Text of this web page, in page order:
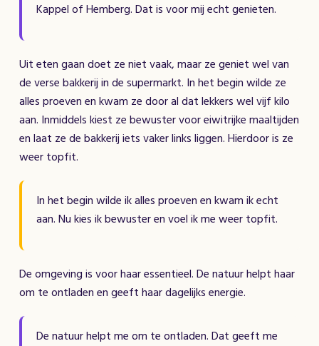
Kappel of Hemberg. Dat is voor mij echt genieten.
Uit eten gaan doet ze niet vaak, maar ze geniet wel van
de verse bakkerij in de supermarkt. In het begin wilde ze
alles proeven en kwam ze door al dat lekkers wel vijf kilo
aan. Inmiddels kiest ze bewuster voor eiwitrijke maaltijden
en laat ze de bakkerij iets vaker links liggen. Hierdoor is ze
weer topfit.
In het begin wilde ik alles proeven en kwam ik echt
aan. Nu kies ik bewuster en voel ik me weer topfit.
De omgeving is voor haar essentieel. De natuur helpt haar
om te ontladen en geeft haar dagelijks energie.
De natuur helpt me om te ontladen. Dat geeft me